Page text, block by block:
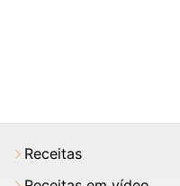
Receitas